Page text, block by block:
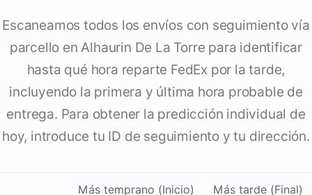
Escaneamos todos los envíos con seguimiento vía
parcello en Alhaurin De La Torre para identificar
hasta qué hora reparte FedEx por la tarde,
incluyendo la primera y última hora probable de
entrega. Para obtener la predicción individual de
hoy, introduce tu ID de seguimiento y tu dirección.
Más temprano (Inicio) Más tarde (Final)